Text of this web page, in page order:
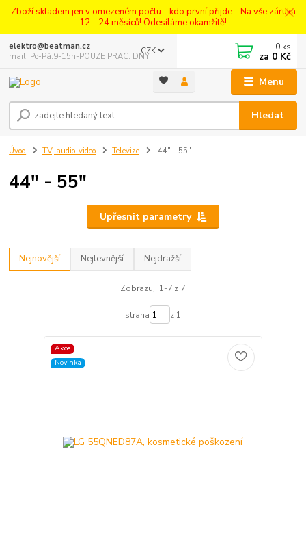
Zboží skladem jen v omezeném počtu - kdo první přijde... Na vše záruka
12 - 24 měsíců! Odesíláme okamžitě!
Menu
CZK
Hledat
elektro@beatman.cz
mail: Po-Pá:9-15h-POUZE PRAC. DNY
0 ks
za 0 Kč
Úvod TV, audio-video Televize 44" - 55"
44" - 55"
Upřesnit parametry
Nejnovější Nejlevnější Nejdražší
Zobrazuji 1-7 z 7
strana z 1
Akce
Novinka